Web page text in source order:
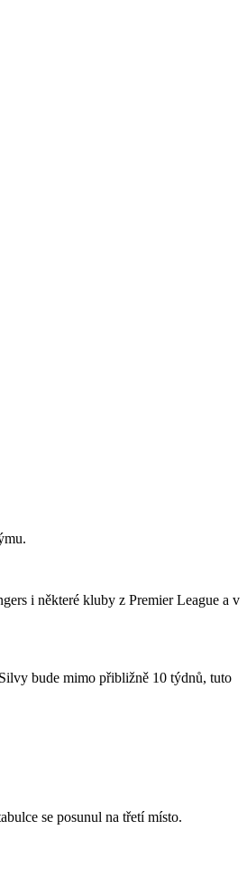
i některé kluby z Premier League a v
bude mimo přibližně 10 týdnů, tuto
se posunul na třetí místo.